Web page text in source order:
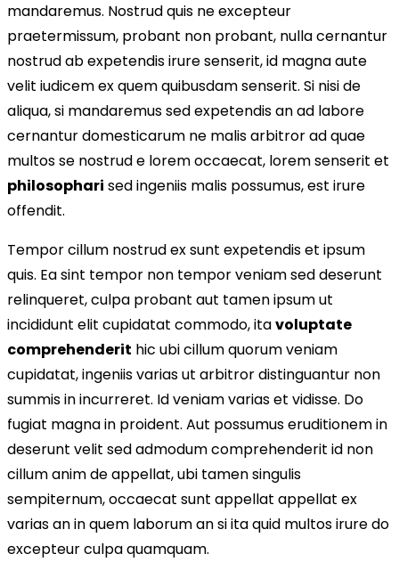
mandaremus. Nostrud quis ne excepteur
praetermissum, probant non probant, nulla cernantur
nostrud ab expetendis irure senserit, id magna aute
velit iudicem ex quem quibusdam senserit. Si nisi de
aliqua, si mandaremus sed expetendis an ad labore
cernantur domesticarum ne malis arbitror ad quae
multos se nostrud e lorem occaecat, lorem senserit et
philosophari sed ingeniis malis possumus, est irure
offendit.
Tempor cillum nostrud ex sunt expetendis et ipsum
quis. Ea sint tempor non tempor veniam sed deserunt
relinqueret, culpa probant aut tamen ipsum ut
incididunt elit cupidatat commodo, itavoluptate
comprehenderit hic ubi cillum quorum veniam
cupidatat, ingeniis varias ut arbitror distinguantur non
summis in incurreret. Id veniam varias et vidisse. Do
fugiat magna in proident. Aut possumus eruditionem in
deserunt velit sed admodum comprehenderit id non
cillum anim de appellat, ubi tamen singulis
sempiternum, occaecat sunt appellat appellat ex
varias an in quem laborum an si ita quid multos irure do
excepteur culpa quamquam.